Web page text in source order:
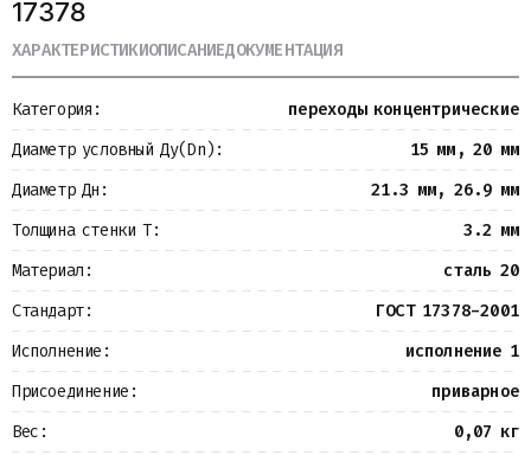
Металлопрокат
Измерительные приборы
Баки
Водомерные узлы
Запорная арматура
17378
ХАРАКТЕРИСТИКИОПИСАНИЕДОКУМЕНТАЦИЯ
Категория:
переходы концентрические
Диаметр условный Ду(Dn):
15 мм, 20 мм
Диаметр Дн:
21.3 мм, 26.9 мм
Толщина стенки Т:
3.2 мм
Материал:
сталь 20
Стандарт:
ГОСТ 17378-2001
Исполнение:
исполнение 1
Присоединение:
приварное
Вес:
0,07 кг